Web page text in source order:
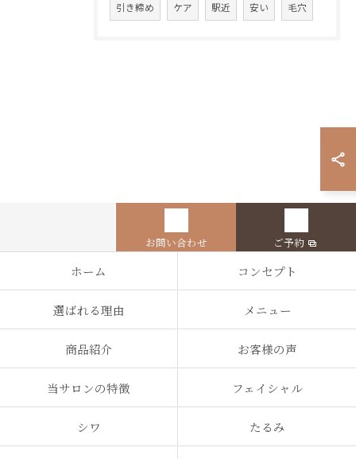
引き締め ケア 駅近 安い 毛穴
お問い合わせ ご予約
ホーム コンセプト
選ばれる理由 メニュー
商品紹介 お客様の声
当サロンの特徴 フェイシャル
シワ たるみ